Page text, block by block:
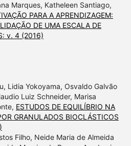
Marques, Katheleen Santiago,
PARA A APRENDIZAGEM:
DE UMA ESCALA DE
v. 4 (2016)
Lidia Yokoyama, Osvaldo Galvão
Luiz Schneider, Marisa
ESTUDOS DE EQUILÍBRIO NA
GRANULADOS BIOCLÁSTICOS
Filho, Neide Maria de Almeida